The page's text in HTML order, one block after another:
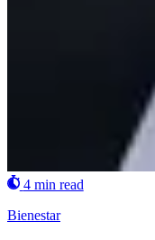
4 min read
Bienestar